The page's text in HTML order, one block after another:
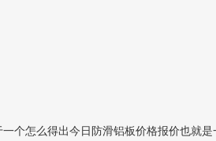
怎么得出今日防滑铝板价格报价也就是